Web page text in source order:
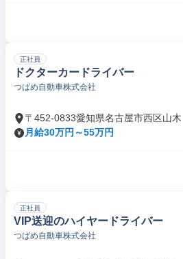
正社員
ドクターカードライバー
つばめ自動車株式会社
〒452-0833愛知県名古屋市西区山木
月給30万円～55万円
正社員
VIP送迎のハイヤードライバー
つばめ自動車株式会社